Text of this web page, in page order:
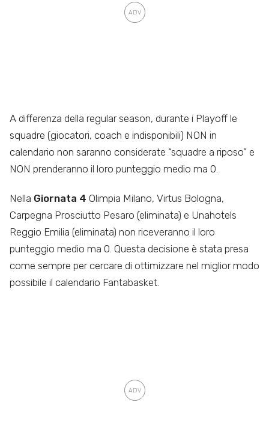
A differenza della regular season, durante i Playoff le
squadre (giocatori, coach e indisponibili) NON in
calendario non saranno considerate “squadre a riposo” e
NON prenderanno il loro punteggio medio ma 0.
Nella Giornata 4 Olimpia Milano, Virtus Bologna,
Carpegna Prosciutto Pesaro (eliminata) e Unahotels
Reggio Emilia (eliminata) non riceveranno il loro
punteggio medio ma 0. Questa decisione è stata presa
come sempre per cercare di ottimizzare nel miglior modo
possibile il calendario Fantabasket.